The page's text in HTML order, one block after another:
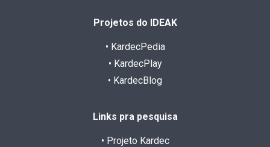
Projetos do IDEAK
• KardecPedia
• KardecPlay
• KardecBlog
Links pra pesquisa
• Projeto Kardec